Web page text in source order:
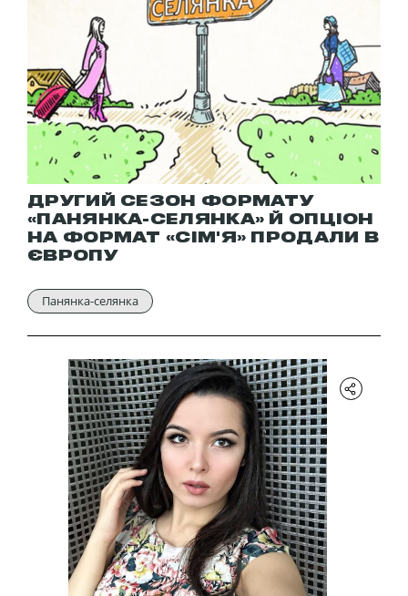
ДРУГИЙ СЕЗОН ФОРМАТУ
«ПАНЯНКА-СЕЛЯНКА» Й ОПЦІОН
НА ФОРМАТ «СІМ'Я» ПРОДАЛИ В
ЄВРОПУ
Панянка-селянка